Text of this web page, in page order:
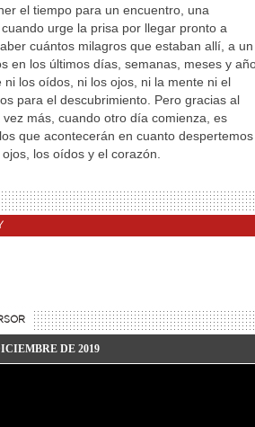
el tiempo para un encuentro, una
urge la prisa por llegar pronto a
cuántos milagros que estaban allí, a un
en los últimos días, semanas, meses y
los oídos, ni los ojos, ni la mente ni el
para el descubrimiento. Pero gracias al
más, cuando otro día comienza, es
que acontecerán en cuanto despertemos
los oídos y el corazón.
DE 2019